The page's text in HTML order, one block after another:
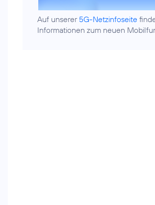
Auf unserer 5G-Netzinfoseite
Informationen zum neuen